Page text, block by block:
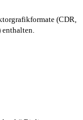
(CDR,
enthalten.